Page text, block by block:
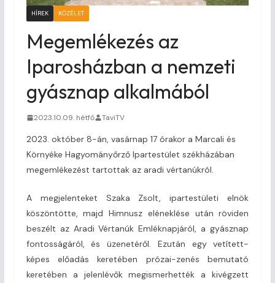
HÍREK KÖZÉLET
Megemlékezés az
Iparosházban a nemzeti
gyásznap alkalmából
2023.10.09. hétfő TaviTV
2023. október 8-án, vasárnap 17 órakor a Marcali és
Környéke Hagyományőrző Ipartestület székházában
megemlékezést tartottak az aradi vértanúkról.
A megjelenteket Szaka Zsolt, ipartestületi elnök
köszöntötte, majd Himnusz eléneklése után röviden
beszélt az Aradi Vértanúk Emléknapjáról, a gyásznap
fontosságáról, és üzenetéről. Ezután egy vetített-
képes előadás keretében prózai-zenés bemutató
keretében a jelenlévők megismerhették a kivégzett